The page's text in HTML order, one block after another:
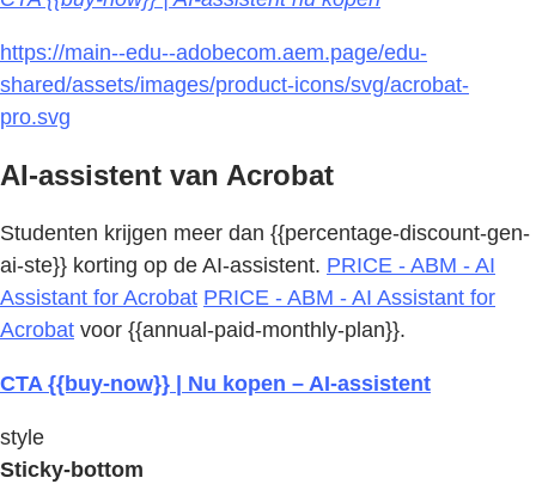
https://main--edu--adobecom.aem.page/edu-
shared/assets/images/product-icons/svg/acrobat-
pro.svg
AI-assistent van Acrobat
Studenten krijgen meer dan {{percentage-discount-gen-
ai-ste}} korting op de AI-assistent. PRICE - ABM - AI
Assistant for Acrobat PRICE - ABM - AI Assistant for
Acrobat voor {{annual-paid-monthly-plan}}.
CTA {{buy-now}} | Nu kopen – AI-assistent
style
Sticky-bottom